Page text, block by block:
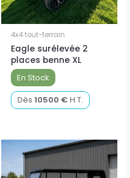
4x4 tout-terrain
Eagle surélevée 2
places benne XL
En Stock
Dès10500 € H.T.